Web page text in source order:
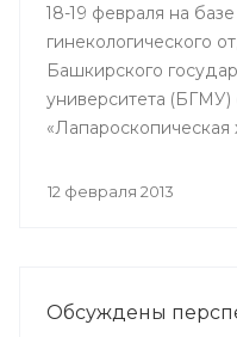
18-19 февраля на
гинекологического
Башкирского
университета (БГМУ)
«Лапароскопическая
врачи урологи,
12 февраля 2013
Обсуждены